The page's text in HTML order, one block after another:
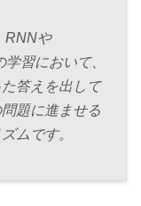
RNNや
習において、
答えを出して
題に進ませる
ムです。